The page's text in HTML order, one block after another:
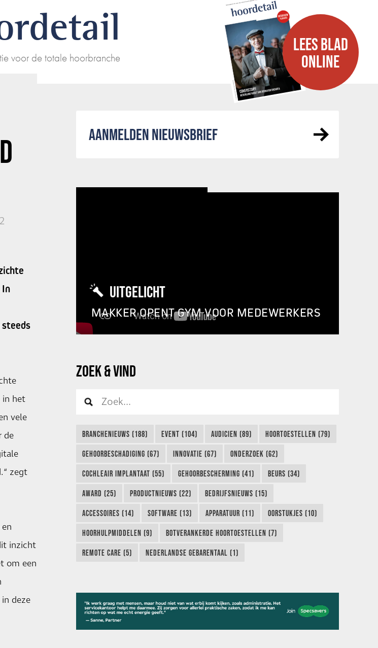
voor de totale hoorbranche
LEES BLAD
ONLINE
In
steeds
in het
vele
de
zegt
inzicht
om een
deze
AANMELDEN NIEUWSBRIEF
UITGELICHT
MAKKER OPENT GYM VOOR MEDEWERKERS
ZOEK & VIND
BRANCHENIEUWS (188) EVENT (104) AUDICIEN (89) HOORTOESTELLEN (79)
GEHOORBESCHADIGING (67) INNOVATIE (67) ONDERZOEK (62)
COCHLEAIR IMPLANTAAT (55) GEHOORBESCHERMING (41) BEURS (34)
AWARD (25) PRODUCTNIEUWS (22) BEDRIJFSNIEUWS (15)
ACCESSOIRES (14) SOFTWARE (13) APPARATUUR (11) OORSTUKJES (10)
HOORHULPMIDDELEN (9) BOTVERANKERDE HOORTOESTELLEN (7)
REMOTE CARE (5) NEDERLANDSE GEBARENTAAL (1)